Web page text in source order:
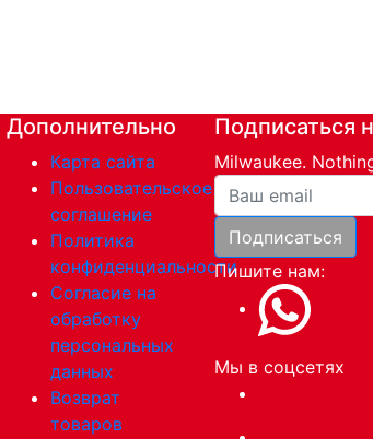
Дополнительно
Карта сайта
Пользовательское
соглашение
Политика
конфиденциальности
Согласие на
обработку
персональных
данных
Возврат
товаров
Подписаться
Milwaukee.
Ваша почта
Подписаться
Пишите нам:
Мы в соцсетях